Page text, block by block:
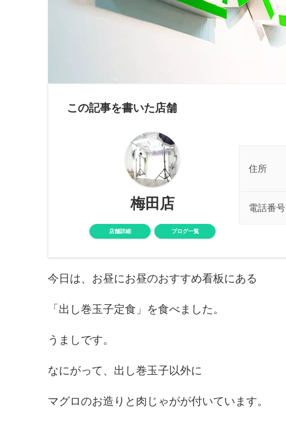
この記事を書いた店舗
梅田店
店舗詳細 ブログ一覧
住所
電話番号
今日は、お昼にお昼のおすすめ看板にある
「出し巻玉子定食」を食べました。
うましです。
なにがって、出し巻玉子以外に
マグロのお造りと肉じゃがが付いています。